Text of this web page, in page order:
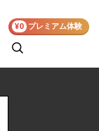
検
¥0 プレミアム体験